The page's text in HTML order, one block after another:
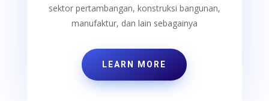
sektor pertambangan, konstruksi bangunan,
manufaktur, dan lain sebagainya
LEARN MORE